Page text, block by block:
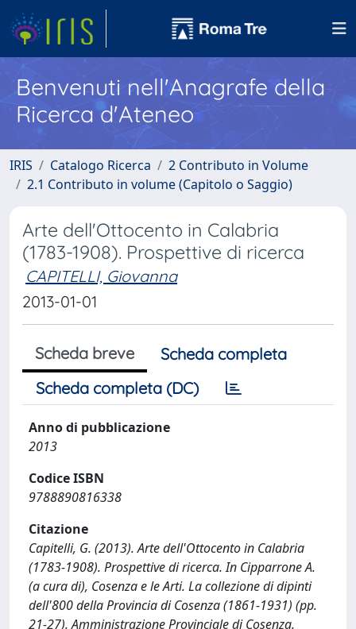
Benvenuti nell'Anagrafe della
Ricerca d'Ateneo
IRIS Catalogo Ricerca
2 Contributo in Volume
2.1 Contributo in volume (Capitolo o Saggio)
Arte dell'Ottocento in Calabria
(1783-1908). Prospettive di ricerca
CAPITELLI, Giovanna
2013-01-01
Scheda breve
Scheda completa
Scheda completa (DC)
Anno di pubblicazione
2013
Codice ISBN
9788890816338
Citazione
Capitelli, G. (2013). Arte dell'Ottocento in Calabria
(1783-1908). Prospettive di ricerca. In Cipparrone A.
(a cura di), Cosenza e le Arti. La collezione di dipinti
dell'800 della Provincia di Cosenza (1861-1931) (pp.
21-27). Amministrazione Provinciale di Cosenza.